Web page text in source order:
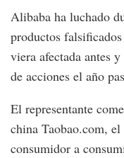
Alibaba ha luchado
productos
viera afectada antes
de acciones el año
El representante
china Taobao.com,
consumidor a